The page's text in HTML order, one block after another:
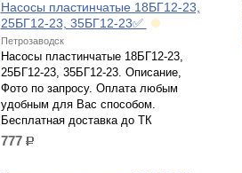
Насосы пластинчатые 18БГ12-23,
25БГ12-23, 35БГ12-23✅
Петрозаводск
Насосы пластинчатые 18БГ12-23,
25БГ12-23, 35БГ12-23. Описание,
Фото по запросу. Оплата любым
удобным для Вас способом.
Бесплатная доставка до ТК
777 р.